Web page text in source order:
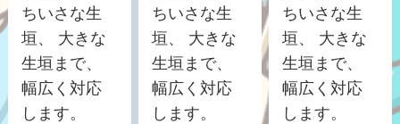
ちいさな生
垣、 大きな
生垣まで、
幅広く対応
します。
ちいさな生
垣、 大きな
生垣まで、
幅広く対応
します。
ちいさな生
垣、 大きな
生垣まで、
幅広く対応
します。